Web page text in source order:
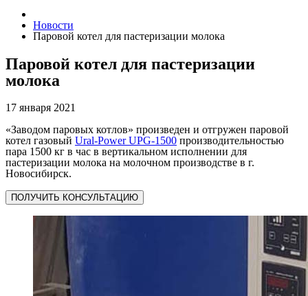
Новости
Паровой котел для пастеризации молока
Паровой котел для пастеризации
молока
17 января 2021
«Заводом паровых котлов» произведен и отгружен паровой
котел газовый Ural-Power UPG-1500 производительностью
пара 1500 кг в час в вертикальном исполнении для
пастеризации молока на молочном производстве в г.
Новосибирск.
ПОЛУЧИТЬ КОНСУЛЬТАЦИЮ